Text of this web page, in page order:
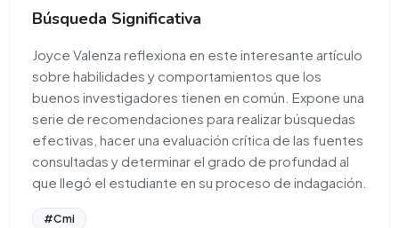
Búsqueda Significativa
Joyce Valenza reflexiona en este interesante artículo
sobre habilidades y comportamientos que los
buenos investigadores tienen en común. Expone una
serie de recomendaciones para realizar búsquedas
efectivas, hacer una evaluación crítica de las fuentes
consultadas y determinar el grado de profundad al
que llegó el estudiante en su proceso de indagación.
#Cmi